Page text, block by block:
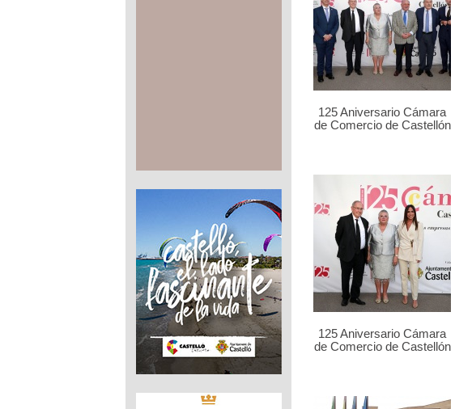
125 Aniversario Cámara
de Comercio de Castellón
125 Aniversario Cámara
de Comercio de Castellón